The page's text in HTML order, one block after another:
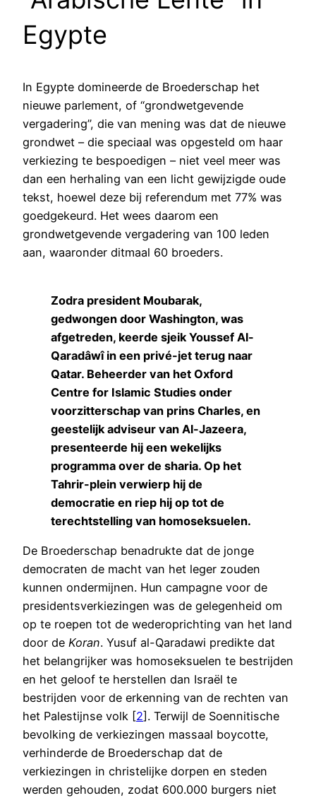
Egypte
In Egypte domineerde de Broederschap het
nieuwe parlement, of “grondwetgevende
vergadering”, die van mening was dat de nieuwe
grondwet – die speciaal was opgesteld om haar
verkiezing te bespoedigen – niet veel meer was
dan een herhaling van een licht gewijzigde oude
tekst, hoewel deze bij referendum met 77% was
goedgekeurd. Het wees daarom een
grondwetgevende vergadering van 100 leden
aan, waaronder ditmaal 60 broeders.
Zodra president Moubarak,
gedwongen door Washington, was
afgetreden, keerde sjeik Youssef Al-
Qaradâwî in een privé-jet terug naar
Qatar. Beheerder van het Oxford
Centre for Islamic Studies onder
voorzitterschap van prins Charles, en
geestelijk adviseur van Al-Jazeera,
presenteerde hij een wekelijks
programma over de sharia. Op het
Tahrir-plein verwierp hij de
democratie en riep hij op tot de
terechtstelling van homoseksuelen.
De Broederschap benadrukte dat de jonge
democraten de macht van het leger zouden
kunnen ondermijnen. Hun campagne voor de
presidentsverkiezingen was de gelegenheid om
op te roepen tot de wederoprichting van het land
door de Koran. Yusuf al-Qaradawi predikte dat
het belangrijker was homoseksuelen te bestrijden
en het geloof te herstellen dan Israël te
bestrijden voor de erkenning van de rechten van
het Palestijnse volk [2]. Terwijl de Soennitische
bevolking de verkiezingen massaal boycotte,
verhinderde de Broederschap dat de
verkiezingen in christelijke dorpen en steden
werden gehouden, zodat 600.000 burgers niet